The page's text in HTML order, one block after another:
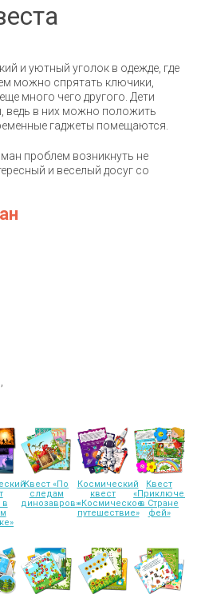
и уютный уголок в одежде, где
можно спрятать ключики,
много чего другого. Дети
в них можно положить
гаджеты помещаются.
проблем возникнуть не
и веселый досуг со
в
Квест «По
следам
динозавров»
Космический
квест
«Космическое
путешествие»
Квест
в Стране
фей»